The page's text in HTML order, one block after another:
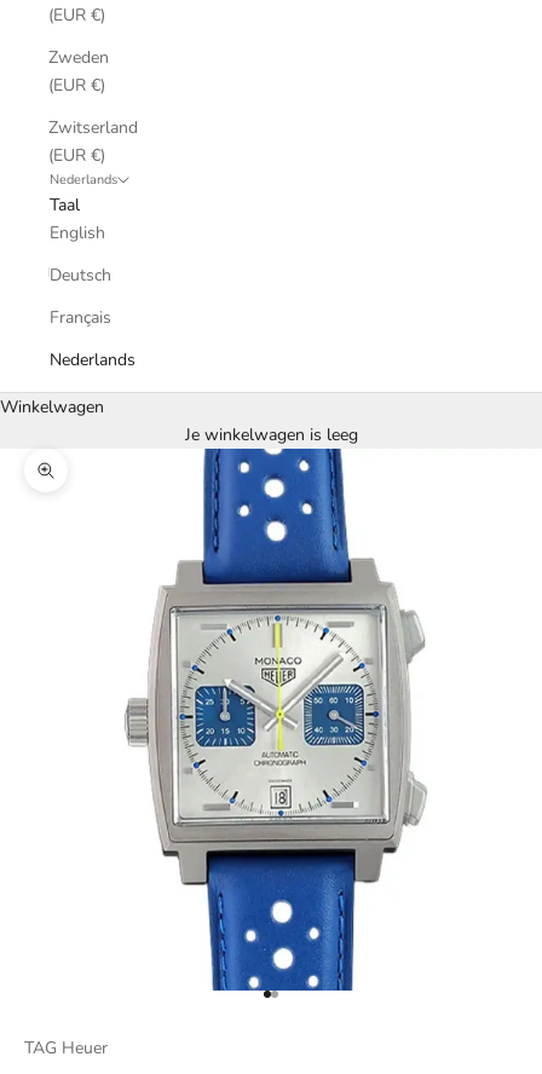
(EUR €)
Zweden
(EUR €)
Zwitserland
(EUR €)
Nederlands
Taal
English
Deutsch
Français
Nederlands
Winkelwagen
Je winkelwagen is leeg
In-/uitzoomen
Naar artikel 1
Naar artikel 2
TAG Heuer